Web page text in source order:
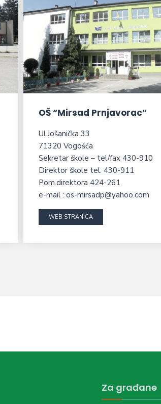
OŠ “Mirsad Prnjavorac”
Ul.Jošanička 33
71320 Vogošća
Sekretar škole – tel/fax 430-910
Direktor škole tel. 430-911
Pom.direktora 424-261
e-mail : os-mirsadp@yahoo.com
WEB STRANICA
Za građane